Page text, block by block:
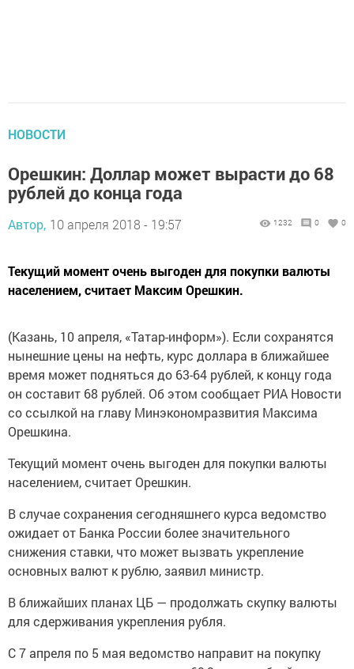
НОВОСТИ
Орешкин: Доллар может вырасти до 68
рублей до конца года
Автор, 10 апреля 2018 - 19:57 1232 0 0
Текущий момент очень выгоден для покупки валюты
населением, считает Максим Орешкин.
(Казань, 10 апреля, «Татар-информ»). Если сохранятся
нынешние цены на нефть, курс доллара в ближайшее
время может подняться до 63-64 рублей, к концу года
он составит 68 рублей. Об этом сообщает РИА Новости
со ссылкой на главу Минэкономразвития Максима
Орешкина.
Текущий момент очень выгоден для покупки валюты
населением, считает Орешкин.
В случае сохранения сегодняшнего курса ведомство
ожидает от Банка России более значительного
снижения ставки, что может вызвать укрепление
основных валют к рублю, заявил министр.
В ближайших планах ЦБ — продолжать скупку валюты
для сдерживания укрепления рубля.
С 7 апреля по 5 мая ведомство направит на покупку